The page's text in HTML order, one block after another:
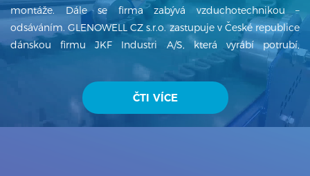
montáže. Dále se firma zabývá vzduchotechnikou –
odsáváním. GLENOWELL CZ s.r.o. zastupuje v České republice
dánskou firmu JKF Industri A/S, která vyrábí potrubí,
ventilátory, cyklony, filtry a další produkty z oblasti
vzduchotechniky. GLENOWELL CZ s.r.o. má několikaletou
tradici a od svého založení v roce 1996 firma dynamicky
exportuje na zahraniční trhy – Kanada, Japonsko, Německo,
Rakousko, Slovinsko, Chorvatsko, Maďarsko, Rumunsko,
ČTI VÍCE